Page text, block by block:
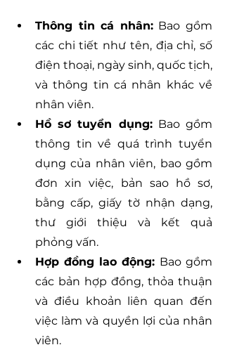
Thông tin cá nhân: Bao gồm
các chi tiết như tên, địa chỉ, số
điện thoại, ngày sinh, quốc tịch,
và thông tin cá nhân khác về
nhân viên.
Hồ sơ tuyển dụng: Bao gồm
thông tin về quá trình tuyển
dụng của nhân viên, bao gồm
đơn xin việc, bản sao hồ sơ,
bằng cấp, giấy tờ nhận dạng,
thư giới thiệu và kết quả
phỏng vấn.
Hợp đồng lao động: Bao gồm
các bản hợp đồng, thỏa thuận
và điều khoản liên quan đến
việc làm và quyền lợi của nhân
viên.